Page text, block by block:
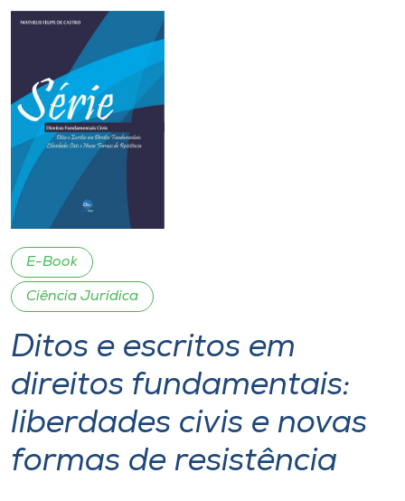
Unoesc
Internacionalização
I.nova
Cultura
CPA
Editora
E-Book
Ciência Jurídica
Ditos e escritos em
direitos fundamentais:
liberdades civis e novas
formas de resistência